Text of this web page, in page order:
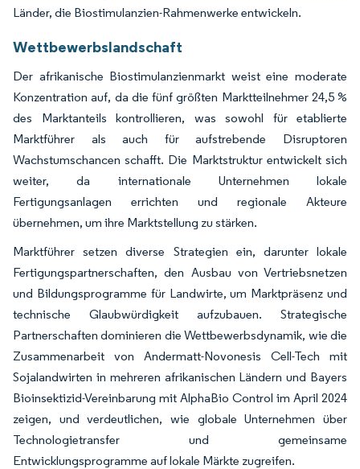
Länder, die Biostimulanzien-Rahmenwerke entwickeln.
Wettbewerbslandschaft
Der afrikanische Biostimulanzienmarkt weist eine moderate
Konzentration auf, da die fünf größten Marktteilnehmer 24,5 %
des Marktanteils kontrollieren, was sowohl für etablierte
Marktführer als auch für aufstrebende Disruptoren
Wachstumschancen schafft. Die Marktstruktur entwickelt sich
weiter, da internationale Unternehmen lokale
Fertigungsanlagen errichten und regionale Akteure
übernehmen, um ihre Marktstellung zu stärken.
Marktführer setzen diverse Strategien ein, darunter lokale
Fertigungspartnerschaften, den Ausbau von Vertriebsnetzen
und Bildungsprogramme für Landwirte, um Marktpräsenz und
technische Glaubwürdigkeit aufzubauen. Strategische
Partnerschaften dominieren die Wettbewerbsdynamik, wie die
Zusammenarbeit von Andermatt-Novonesis Cell-Tech mit
Sojalandwirten in mehreren afrikanischen Ländern und Bayers
Bioinsektizid-Vereinbarung mit AlphaBio Control im April 2024
zeigen, und verdeutlichen, wie globale Unternehmen über
Technologietransfer und gemeinsame
Entwicklungsprogramme auf lokale Märkte zugreifen.